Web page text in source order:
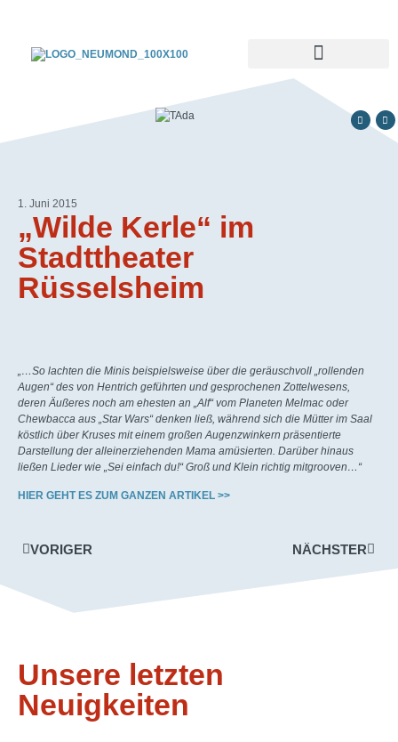
1. Juni 2015
„Wilde Kerle“ im
Stadttheater
Rüsselsheim
„…So lachten die Minis beispielsweise über die geräuschvoll „rollenden
Augen“ des von Hentrich geführten und gesprochenen Zottelwesens,
deren Äußeres noch am ehesten an „Alf“ vom Planeten Melmac oder
Chewbacca aus „Star Wars“ denken ließ, während sich die Mütter im Saal
köstlich über Kruses mit einem großen Augenzwinkern präsentierte
Darstellung der alleinerziehenden Mama amüsierten. Darüber hinaus
ließen Lieder wie „Sei einfach du!“ Groß und Klein richtig mitgrooven…“
HIER GEHT ES ZUM GANZEN ARTIKEL >>
VORIGER NÄCHSTER
Unsere letzten
Neuigkeiten